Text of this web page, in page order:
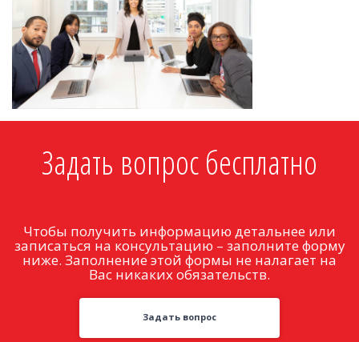
Задать вопрос бесплатно
Чтобы получить информацию детальнее или
записаться на консультацию – заполните форму
ниже. Заполнение этой формы не налагает на
Вас никаких обязательств.
Задать вопрос